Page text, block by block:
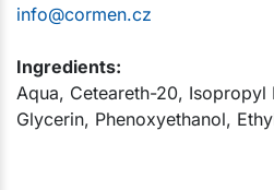
info@cormen.cz
Ingredients:
Aqua, Ceteareth-20, Isopropyl
Glycerin, Phenoxyethanol,